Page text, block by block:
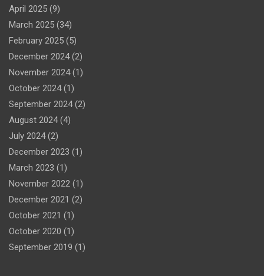
April 2025 (9)
March 2025 (34)
February 2025 (5)
December 2024(2)
November 2024(1)
October 2024(1)
September 2024(2)
August 2024(4)
July 2024(2)
December 2023 (1)
March 2023 (1)
November 2022 (1)
December 2021 (2)
October 2021 (1)
October 2020 (1)
September 2019 (1)